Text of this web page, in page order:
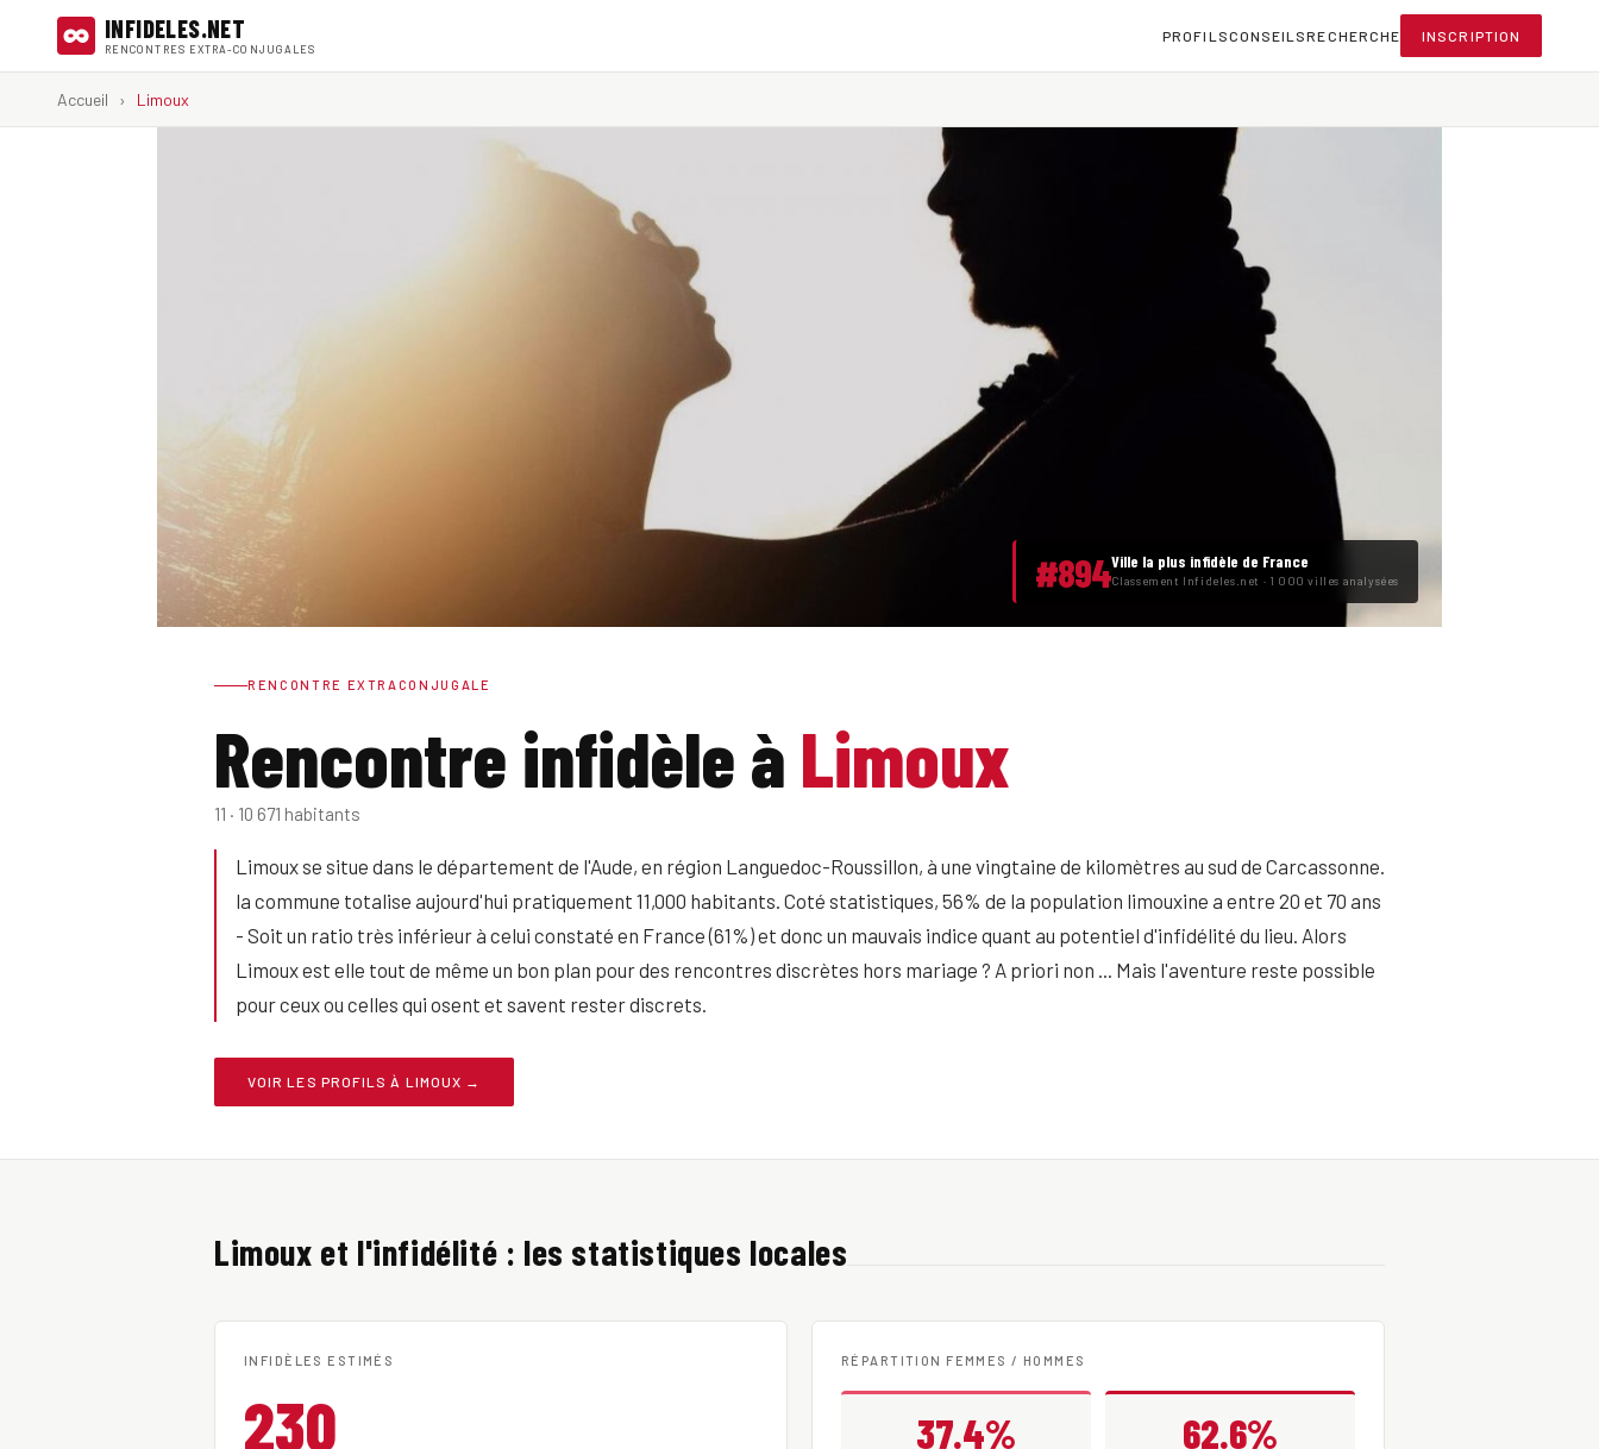
INFIDELES.NET
RENCONTRES EXTRA-CONJUGALES
PROFILSCONSEILSRECHERCHE INSCRIPTION
Accueil › Limoux
#894Ville la plus infidèle de France
Classement Infideles.net · 1 000 villes analysées
RENCONTRE EXTRACONJUGALE
Rencontre infidèle à Limoux
11 · 10 671 habitants
Limoux se situe dans le département de l'Aude, en région Languedoc-Roussillon, à une vingtaine de kilomètres au sud de Carcassonne.
la commune totalise aujourd'hui pratiquement 11,000 habitants. Coté statistiques, 56% de la population limouxine a entre 20 et 70 ans
- Soit un ratio très inférieur à celui constaté en France (61%) et donc un mauvais indice quant au potentiel d'infidélité du lieu. Alors
Limoux est elle tout de même un bon plan pour des rencontres discrètes hors mariage ? A priori non ... Mais l'aventure reste possible
pour ceux ou celles qui osent et savent rester discrets.
VOIR LES PROFILS À LIMOUX →
Limoux et l'infidélité : les statistiques locales
INFIDÈLES ESTIMÉS
230
RÉPARTITION FEMMES / HOMMES
37.4% 62.6%